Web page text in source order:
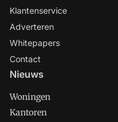
Klantenservice
Adverteren
Whitepapers
Contact
Nieuws
Woningen
Kantoren